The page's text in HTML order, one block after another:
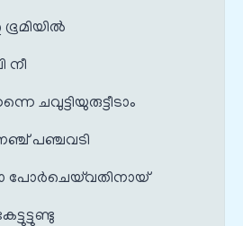
ഭൂമിയിൽ
നീ
ചവുട്ടിയുരുട്ടീടാം
പഞ്ചവടി
പോർചെയ്‌വതിനായ്